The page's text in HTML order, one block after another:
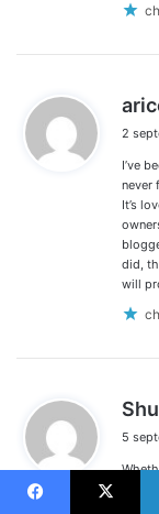
2
I’ve
never
It’s
did,
will
5
the